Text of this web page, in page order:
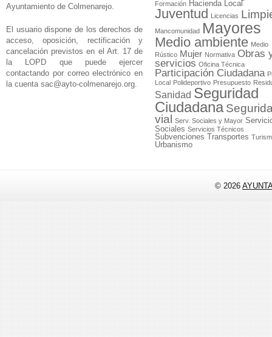
Ayuntamiento de Colmenarejo.
El usuario dispone de los derechos de
acceso, oposición, rectificación y
cancelación previstos en el Art. 17 de
la LOPD que puede ejercer
contactando por correo electrónico en
la cuenta sac@ayto-colmenarejo.org.
Formación Hacienda Local
Juventud Licencias
Mancomunidad Mayores
Medio ambiente Medio
Rústico Mujer Normativa Obras
servicios Oficina Técnica
Participación Ciudadana
Local Polideportivo Presupuesto
Sanidad Seguridad
Ciudadana
vial
Serv. Sociales y Mayor
Sociales Servicios Técnicos
Subvenciones Transportes
Urbanismo
© 2026